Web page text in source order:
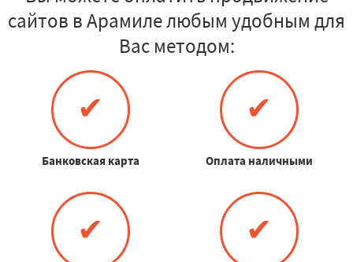
сайтов в Арамиле любым удобным для
Вас методом:
✔
Банковская карта
✔
Оплата наличными
✔ ✔